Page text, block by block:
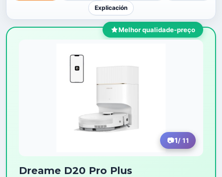
Explicación
Melhor qualidade-preço
1/ 11
Dreame D20 Pro Plus